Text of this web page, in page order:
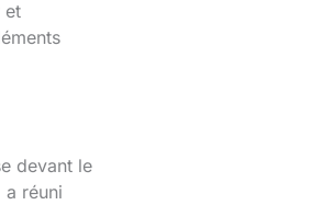
et
devant le
a réuni